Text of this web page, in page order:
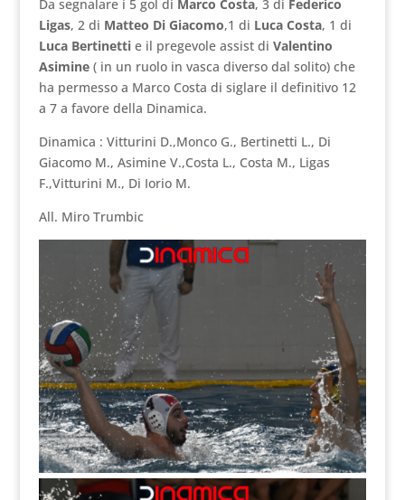
Da segnalare i 5 gol di Marco Costa, 3 di Federico
Ligas, 2 di Matteo Di Giacomo,1 di Luca Costa, 1 di
Luca Bertinettie il pregevole assist di Valentino
Asimine( in un ruolo in vasca diverso dal solito) che
ha permesso a Marco Costa di siglare il definitivo 12
a 7 a favore della Dinamica.
Dinamica : Vitturini D.,Monco G., Bertinetti L., Di
Giacomo M., Asimine V.,Costa L., Costa M., Ligas
F.,Vitturini M., Di Iorio M.
All. Miro Trumbic